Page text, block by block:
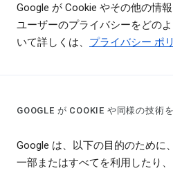
Google が Cookie やその他の情
ユーザーのプライバシーをどの
いて詳しくは、 プライバシー ポ
GOOGLE が COOKIE や同様の技術
Google は、以下の目的のために
一部またはすべてを利用したり